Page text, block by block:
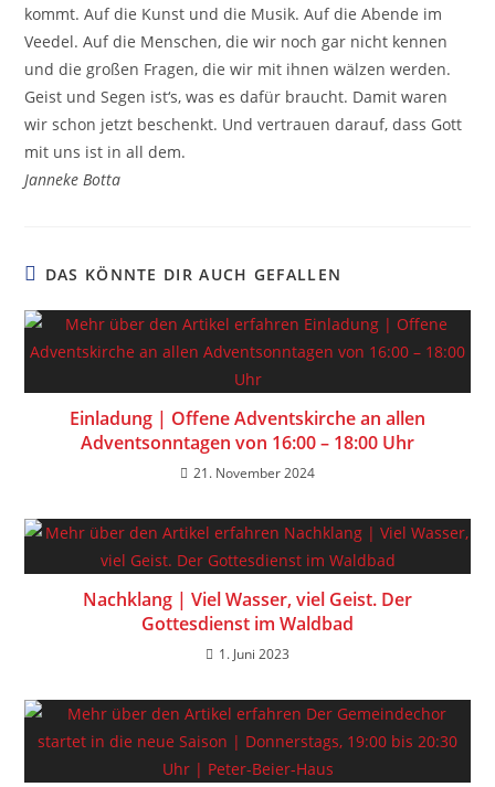
kommt. Auf die Kunst und die Musik. Auf die Abende im
Veedel. Auf die Menschen, die wir noch gar nicht kennen
und die großen Fragen, die wir mit ihnen wälzen werden.
Geist und Segen ist‘s, was es dafür braucht. Damit waren
wir schon jetzt beschenkt. Und vertrauen darauf, dass Gott
mit uns ist in all dem.
Janneke Botta
DAS KÖNNTE DIR AUCH GEFALLEN
Einladung | Offene Adventskirche an allen
Adventsonntagen von 16:00 – 18:00 Uhr
21. November 2024
Nachklang | Viel Wasser, viel Geist. Der
Gottesdienst im Waldbad
1. Juni 2023